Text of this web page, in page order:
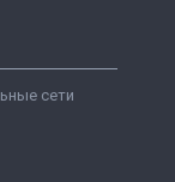
сети